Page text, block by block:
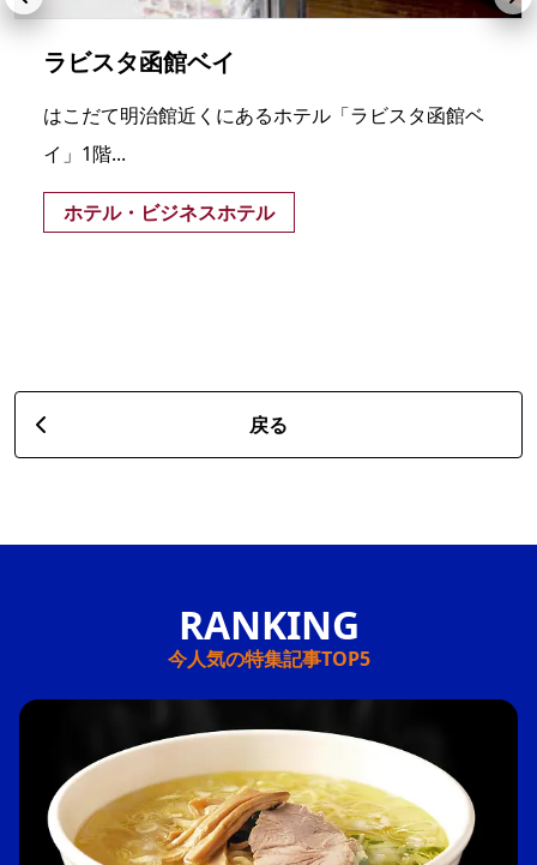
ラビスタ函館ベイ
はこだて明治館近くにあるホテル「ラビスタ函館ベ
イ」1階...
ホテル・ビジネスホテル
戻る
今人気の特集記事TOP5